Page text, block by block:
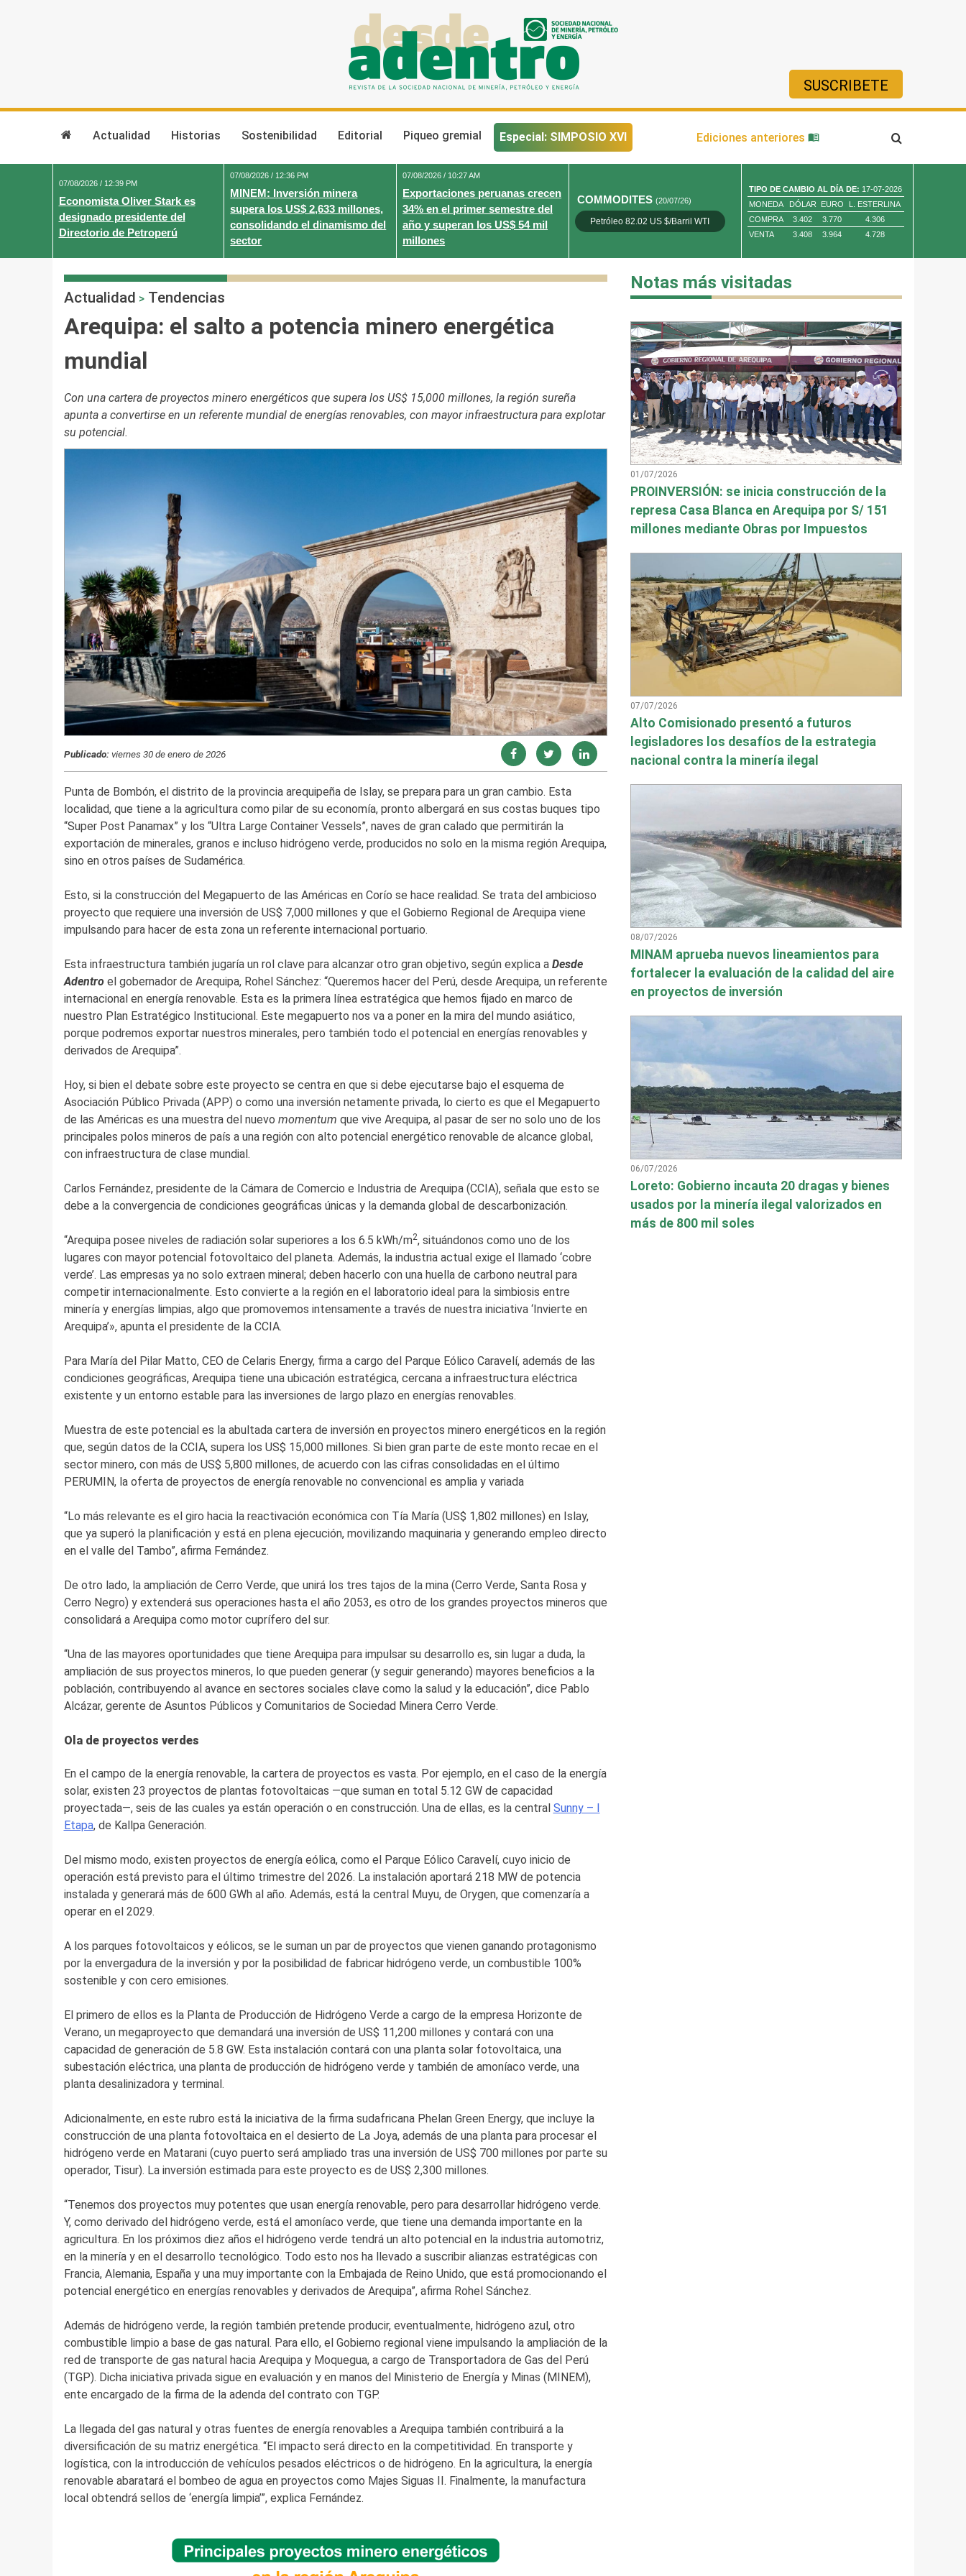
SUSCRIBETE
Actualidad Historias Sostenibilidad Editorial Piqueo gremial Especial: SIMPOSIO XVI Ediciones anteriores
07/08/2026 / 12:39 PM
Economista Oliver Stark es
designado presidente del
Directorio de Petroperú
07/08/2026 / 12:36 PM
MINEM: Inversión minera
supera los US$ 2,633 millones,
consolidando el dinamismo del
sector
07/08/2026 / 10:27 AM
Exportaciones peruanas crecen
34% en el primer semestre del
año y superan los US$ 54 mil
millones
COMMODITES(20/07/26)
Petróleo 82.02 US $/Barril WTI Oro 4,010.80 US $/ Oz. Tr.
TIPO DE CAMBIO AL DÍA DE: 17-07-2026
MONEDA
DÓLAR EURO
L. ESTERLINA
COMPRA
3.402 3.770
4.306
VENTA
3.408 3.964 4.728
Actualidad > Tendencias
Arequipa: el salto a potencia minero energética
mundial
Con una cartera de proyectos minero energéticos que supera los US$ 15,000 millones, la región sureña
apunta a convertirse en un referente mundial de energías renovables, con mayor infraestructura para explotar
su potencial.
Publicado:viernes 30 de enero de 2026
Punta de Bombón, el distrito de la provincia arequipeña de Islay, se prepara para un gran cambio. Esta
localidad, que tiene a la agricultura como pilar de su economía, pronto albergará en sus costas buques tipo
“Super Post Panamax” y los “Ultra Large Container Vessels”, naves de gran calado que permitirán la
exportación de minerales, granos e incluso hidrógeno verde, producidos no solo en la misma región Arequipa,
sino en otros países de Sudamérica.
Esto, si la construcción del Megapuerto de las Américas en Corío se hace realidad. Se trata del ambicioso
proyecto que requiere una inversión de US$ 7,000 millones y que el Gobierno Regional de Arequipa viene
impulsando para hacer de esta zona un referente internacional portuario.
Esta infraestructura también jugaría un rol clave para alcanzar otro gran objetivo, según explica a Desde
Adentroel gobernador de Arequipa, Rohel Sánchez: “Queremos hacer del Perú, desde Arequipa, un referente
internacional en energía renovable. Esta es la primera línea estratégica que hemos fijado en marco de
nuestro Plan Estratégico Institucional. Este megapuerto nos va a poner en la mira del mundo asiático,
porque podremos exportar nuestros minerales, pero también todo el potencial en energías renovables y
derivados de Arequipa”.
Hoy, si bien el debate sobre este proyecto se centra en que si debe ejecutarse bajo el esquema de
Asociación Público Privada (APP) o como una inversión netamente privada, lo cierto es que el Megapuerto
de las Américas es una muestra del nuevo momentum que vive Arequipa, al pasar de ser no solo uno de los
principales polos mineros de país a una región con alto potencial energético renovable de alcance global,
con infraestructura de clase mundial.
Carlos Fernández, presidente de la Cámara de Comercio e Industria de Arequipa (CCIA), señala que esto se
debe a la convergencia de condiciones geográficas únicas y la demanda global de descarbonización.
“Arequipa posee niveles de radiación solar superiores a los 6.5 kWh/m2, situándonos como uno de los
lugares con mayor potencial fotovoltaico del planeta. Además, la industria actual exige el llamado ‘cobre
verde’. Las empresas ya no solo extraen mineral; deben hacerlo con una huella de carbono neutral para
competir internacionalmente. Esto convierte a la región en el laboratorio ideal para la simbiosis entre
minería y energías limpias, algo que promovemos intensamente a través de nuestra iniciativa ‘Invierte en
Arequipa’», apunta el presidente de la CCIA.
Para María del Pilar Matto, CEO de Celaris Energy, firma a cargo del Parque Eólico Caravelí, además de las
condiciones geográficas, Arequipa tiene una ubicación estratégica, cercana a infraestructura eléctrica
existente y un entorno estable para las inversiones de largo plazo en energías renovables.
Muestra de este potencial es la abultada cartera de inversión en proyectos minero energéticos en la región
que, según datos de la CCIA, supera los US$ 15,000 millones. Si bien gran parte de este monto recae en el
sector minero, con más de US$ 5,800 millones, de acuerdo con las cifras consolidadas en el último
PERUMIN, la oferta de proyectos de energía renovable no convencional es amplia y variada
“Lo más relevante es el giro hacia la reactivación económica con Tía María (US$ 1,802 millones) en Islay,
que ya superó la planificación y está en plena ejecución, movilizando maquinaria y generando empleo directo
en el valle del Tambo”, afirma Fernández.
De otro lado, la ampliación de Cerro Verde, que unirá los tres tajos de la mina (Cerro Verde, Santa Rosa y
Cerro Negro) y extenderá sus operaciones hasta el año 2053, es otro de los grandes proyectos mineros que
consolidará a Arequipa como motor cuprífero del sur.
“Una de las mayores oportunidades que tiene Arequipa para impulsar su desarrollo es, sin lugar a duda, la
ampliación de sus proyectos mineros, lo que pueden generar (y seguir generando) mayores beneficios a la
población, contribuyendo al avance en sectores sociales clave como la salud y la educación”, dice Pablo
Alcázar, gerente de Asuntos Públicos y Comunitarios de Sociedad Minera Cerro Verde.
Ola de proyectos verdes
En el campo de la energía renovable, la cartera de proyectos es vasta. Por ejemplo, en el caso de la energía
solar, existen 23 proyectos de plantas fotovoltaicas ­—que suman en total 5.12 GW de capacidad
proyectada—, seis de las cuales ya están operación o en construcción. Una de ellas, es la central Sunny – I
Etapa, de Kallpa Generación.
Del mismo modo, existen proyectos de energía eólica, como el Parque Eólico Caravelí, cuyo inicio de
operación está previsto para el último trimestre del 2026. La instalación aportará 218 MW de potencia
instalada y generará más de 600 GWh al año. Además, está la central Muyu, de Orygen, que comenzaría a
operar en el 2029.
A los parques fotovoltaicos y eólicos, se le suman un par de proyectos que vienen ganando protagonismo
por la envergadura de la inversión y por la posibilidad de fabricar hidrógeno verde, un combustible 100%
sostenible y con cero emisiones.
El primero de ellos es la Planta de Producción de Hidrógeno Verde a cargo de la empresa Horizonte de
Verano, un megaproyecto que demandará una inversión de US$ 11,200 millones y contará con una
capacidad de generación de 5.8 GW. Esta instalación contará con una planta solar fotovoltaica, una
subestación eléctrica, una planta de producción de hidrógeno verde y también de amoníaco verde, una
planta desalinizadora y terminal.
Adicionalmente, en este rubro está la iniciativa de la firma sudafricana Phelan Green Energy, que incluye la
construcción de una planta fotovoltaica en el desierto de La Joya, además de una planta para procesar el
hidrógeno verde en Matarani (cuyo puerto será ampliado tras una inversión de US$ 700 millones por parte su
operador, Tisur). La inversión estimada para este proyecto es de US$ 2,300 millones.
“Tenemos dos proyectos muy potentes que usan energía renovable, pero para desarrollar hidrógeno verde.
Y, como derivado del hidrógeno verde, está el amoníaco verde, que tiene una demanda importante en la
agricultura. En los próximos diez años el hidrógeno verde tendrá un alto potencial en la industria automotriz,
en la minería y en el desarrollo tecnológico. Todo esto nos ha llevado a suscribir alianzas estratégicas con
Francia, Alemania, España y una muy importante con la Embajada de Reino Unido, que está promocionando el
potencial energético en energías renovables y derivados de Arequipa”, afirma Rohel Sánchez.
Además de hidrógeno verde, la región también pretende producir, eventualmente, hidrógeno azul, otro
combustible limpio a base de gas natural. Para ello, el Gobierno regional viene impulsando la ampliación de la
red de transporte de gas natural hacia Arequipa y Moquegua, a cargo de Transportadora de Gas del Perú
(TGP). Dicha iniciativa privada sigue en evaluación y en manos del Ministerio de Energía y Minas (MINEM),
ente encargado de la firma de la adenda del contrato con TGP.
La llegada del gas natural y otras fuentes de energía renovables a Arequipa también contribuirá a la
diversificación de su matriz energética. “El impacto será directo en la competitividad. En transporte y
logística, con la introducción de vehículos pesados eléctricos o de hidrógeno. En la agricultura, la energía
renovable abaratará el bombeo de agua en proyectos como Majes Siguas II. Finalmente, la manufactura
local obtendrá sellos de ‘energía limpia’”, explica Fernández.
Notas más visitadas
01/07/2026
PROINVERSIÓN: se inicia construcción de la
represa Casa Blanca en Arequipa por S/ 151
millones mediante Obras por Impuestos
07/07/2026
Alto Comisionado presentó a futuros
legisladores los desafíos de la estrategia
nacional contra la minería ilegal
08/07/2026
MINAM aprueba nuevos lineamientos para
fortalecer la evaluación de la calidad del aire
en proyectos de inversión
06/07/2026
Loreto: Gobierno incauta 20 dragas y bienes
usados por la minería ilegal valorizados en
más de 800 mil soles